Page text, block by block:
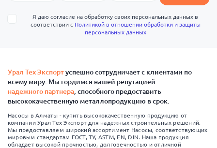
Я даю согласие на обработку своих персональных данных в
соответствии с Политикой в отношении обработки и защиты
персональных данных
Урал Тех Экспортуспешно сотрудничает с клиентами по
всему миру. Мы гордимся нашей репутацией
надежного партнера, способного предоставить
высококачественную металлопродукцию в срок.
Насосы в Алматы - купить высококачественную продукцию от
компании Урал Тех Экспорт для надежных строительных решений.
Мы предоставляем широкий ассортимент Насосы, соответствующих
мировым стандартам ГОСТ, ТУ, ASTM, EN, DIN. Наша продукция
обладает высокой прочностью, долговечностью и отличной